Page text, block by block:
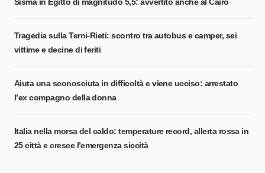
Tragedia sulla Terni-Rieti: scontro tra autobus e camper, sei
vittime e decine di feriti
Aiuta una sconosciuta in difficoltà e viene ucciso: arrestato
l’ex compagno della donna
Italia nella morsa del caldo: temperature record, allerta rossa in
25 città e cresce l’emergenza siccità